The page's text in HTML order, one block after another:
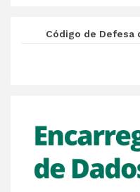
Código de Defesa